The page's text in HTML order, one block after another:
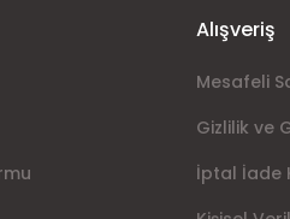
Alışveriş
Mesafeli
Gizlilik ve
İptal İade